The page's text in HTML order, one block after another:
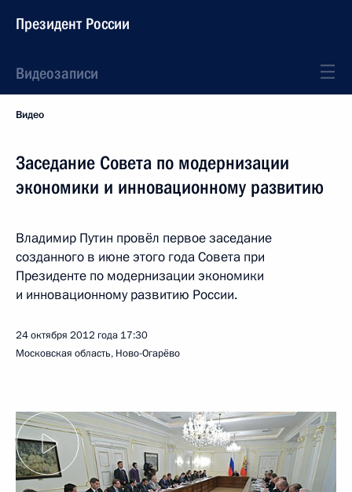
Президент России
Видеозаписи
Видео
Заседание Совета по модернизации
экономики и инновационному развитию
Владимир Путин провёл первое заседание
созданного в июне этого года Совета при
Президенте по модернизации экономики
и инновационному развитию России.
24 октября 2012 года 17:30
Московская область, Ново-Огарёво